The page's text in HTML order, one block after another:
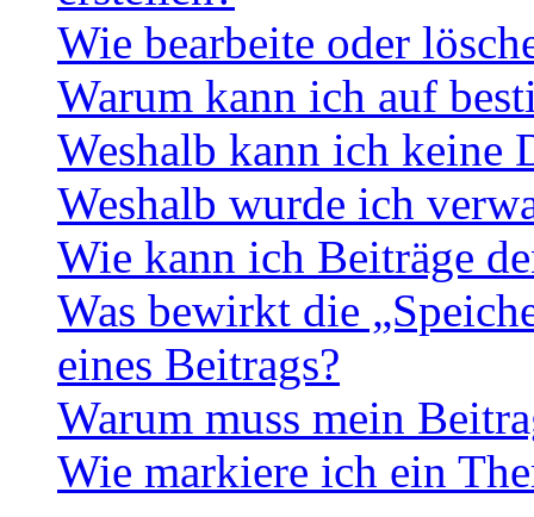
Wie bearbeite oder
Warum kann ich auf
Weshalb kann ich keine
Weshalb wurde ich
Wie kann ich Beiträge
Was bewirkt die
eines Beitrags?
Warum muss mein
Wie markiere ich ein